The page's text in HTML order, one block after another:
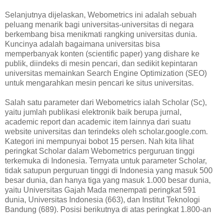
Selanjutnya dijelaskan, Webometrics ini adalah sebuah
peluang menarik bagi universitas-universitas di negara
berkembang bisa menikmati rangking universitas dunia.
Kuncinya adalah bagaimana universitas bisa
memperbanyak konten (scientific paper) yang dishare ke
publik, diindeks di mesin pencari, dan sedikit kepintaran
universitas memainkan Search Engine Optimization (SEO)
untuk mengarahkan mesin pencari ke situs universitas.
Salah satu parameter dari Webometrics ialah Scholar (Sc),
yaitu jumlah publikasi elektronik baik berupa jurnal,
academic report dan academic item lainnya dari suatu
website universitas dan terindeks oleh scholar.google.com.
Kategori ini mempunyai bobot 15 persen. Nah kita lihat
peringkat Scholar dalam Webometrics perguruan tinggi
terkemuka di Indonesia. Ternyata untuk parameter Scholar,
tidak satupun perguruan tinggi di Indonesia yang masuk 500
besar dunia, dan hanya tiga yang masuk 1.000 besar dunia,
yaitu Universitas Gajah Mada menempati peringkat 591
dunia, Universitas Indonesia (663), dan Institut Teknologi
Bandung (689). Posisi berikutnya di atas peringkat 1.800-an